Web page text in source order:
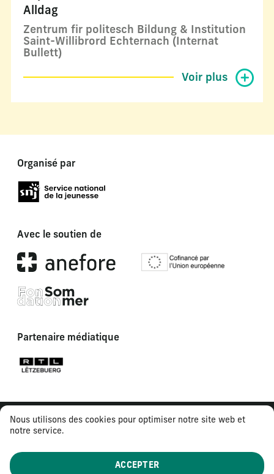
Nous utilisons des cookies pour optimiser notre site web et
notre service.
ACCEPTER
Alldag
Zentrum fir politesch Bildung & Institution
Saint-Willibrord Echternach (Internat
Bullett)
Voir plus
Organisé par
Avec le soutien de
Partenaire médiatique